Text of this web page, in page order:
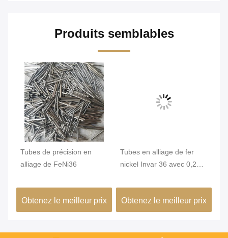
Produits semblables
Tubes de précision en
alliage de FeNi36
Obtenez le meilleur prix
Tubes en alliage de fer
nickel Invar 36 avec 0,2
brillante pour une grande
stabilité dimensionnelle
dans les bâtiments verts
Obtenez le meilleur prix